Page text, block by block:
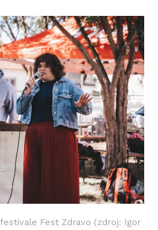
Fest Zdravo (zdroj: Igor